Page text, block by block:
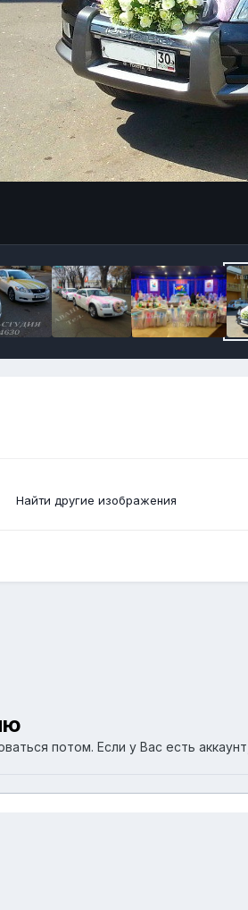
Найти другие изображения
потом. Если у Вас есть аккаунт,